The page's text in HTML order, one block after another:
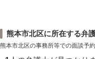
熊本市北区に所在する弁
熊本市北区の事務所等での面談予約